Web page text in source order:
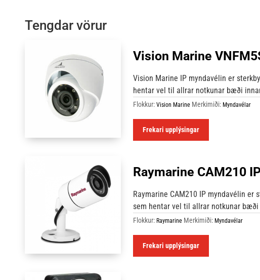
Tengdar vörur
Vision Marine
Vision Marine IP myndavélin er
hentar vel til allrar notkunar bæði
Flokkur:Vision Marine Merkimiði: Myndavélar
Frekari upplýsingar
Raymarine CAM210
Raymarine CAM210 IP myndavélin er
sem hentar vel til allrar notkunar bæði
Flokkur: Raymarine Merkimiði: Myndavélar
Frekari upplýsingar